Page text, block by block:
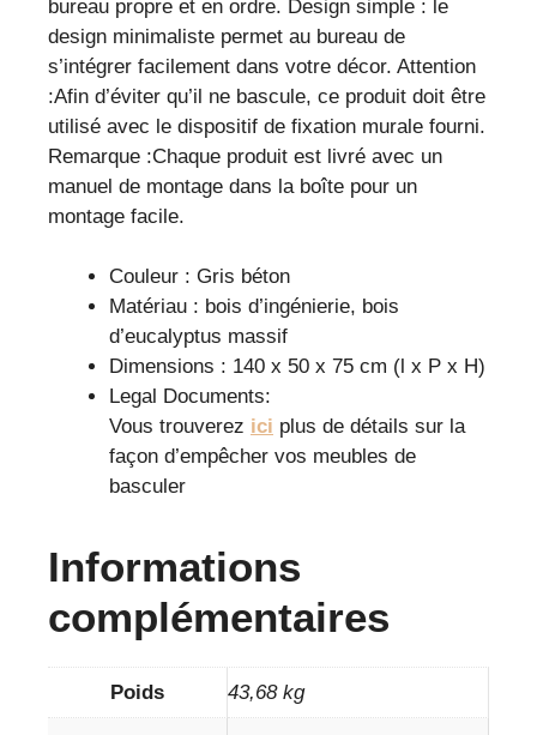
bureau propre et en ordre. Design simple : le
design minimaliste permet au bureau de
s’intégrer facilement dans votre décor. Attention
:Afin d’éviter qu’il ne bascule, ce produit doit être
utilisé avec le dispositif de fixation murale fourni.
Remarque :Chaque produit est livré avec un
manuel de montage dans la boîte pour un
montage facile.
Couleur : Gris béton
Matériau : bois d’ingénierie, bois
d’eucalyptus massif
Dimensions : 140 x 50 x 75 cm (l x P x H)
Legal Documents:
Vous trouverez ici plus de détails sur la
façon d’empêcher vos meubles de
basculer
Informations
complémentaires
Poids 43,68 kg